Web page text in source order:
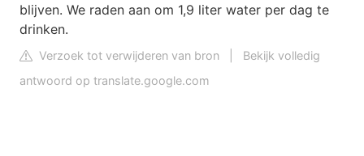
blijven. We raden aan om 1,9 liter water per dag te
drinken.
Verzoek tot verwijderen van bron
Bekijk volledig
antwoord op translate.google.com